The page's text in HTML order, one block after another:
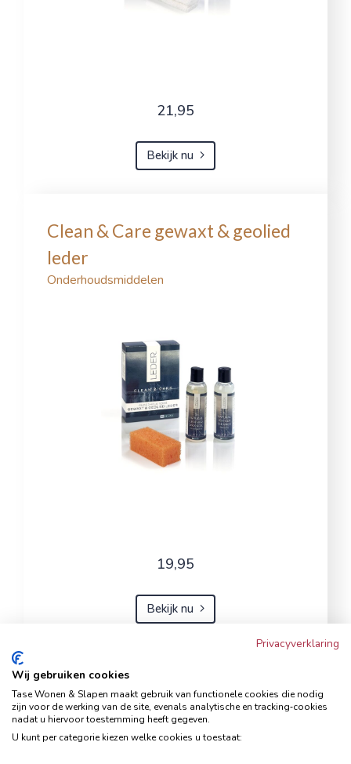
21,95
Bekijk nu
Clean & Care gewaxt & geolied
leder
Onderhoudsmiddelen
19,95
Bekijk nu
Hoekbank Famanti lichtgrijs
rechts
Hoekbanken
Privacyverklaring
Wij gebruiken cookies
Tase Wonen & Slapen maakt gebruik van functionele cookies die nodig
zijn voor de werking van de site, evenals analytische en tracking‑cookies
nadat u hiervoor toestemming heeft gegeven.
U kunt per categorie kiezen welke cookies u toestaat: